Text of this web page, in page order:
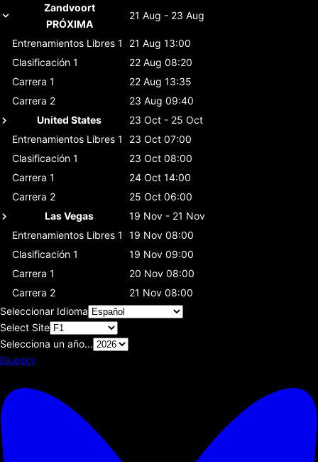
Zandvoort
PRÓXIMA
21 Aug - 23 Aug
Entrenamientos Libres 1
21 Aug 13:00
Clasificación 1
22 Aug 08:20
Carrera 1
22 Aug 13:35
Carrera 2
23 Aug 09:40
United States
23 Oct - 25 Oct
Entrenamientos Libres 1
23 Oct 07:00
Clasificación 1
23 Oct 08:00
Carrera 1
24 Oct 14:00
Carrera 2
25 Oct 06:00
Las Vegas
19 Nov - 21 Nov
Entrenamientos Libres 1
19 Nov 08:00
Clasificación 1
19 Nov 09:00
Carrera 1
20 Nov 08:00
Carrera 2
21 Nov 08:00
Seleccionar Idioma
Select Site
Selecciona un año...
Bluesky